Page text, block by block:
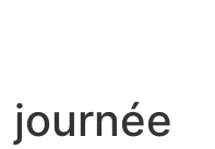
journée